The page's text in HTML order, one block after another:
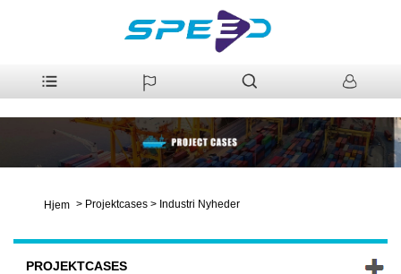
Hjem > Projektcases > Industri Nyheder
PROJEKTCASES